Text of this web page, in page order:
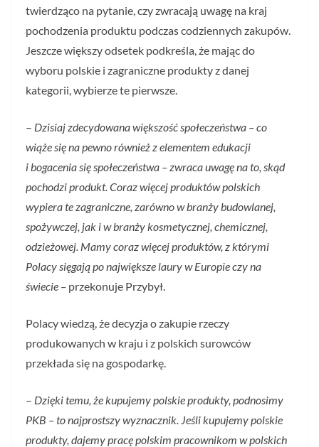
twierdząco na pytanie, czy zwracają uwagę na kraj
pochodzenia produktu podczas codziennych zakupów.
Jeszcze większy odsetek podkreśla, że mając do
wyboru polskie i zagraniczne produkty z danej
kategorii, wybierze te pierwsze.
– Dzisiaj zdecydowana większość społeczeństwa – co
wiąże się na pewno również z elementem edukacji
i bogacenia się społeczeństwa – zwraca uwagę na to, skąd
pochodzi produkt. Coraz więcej produktów polskich
wypiera te zagraniczne, zarówno w branży budowlanej,
spożywczej, jak i w branży kosmetycznej, chemicznej,
odzieżowej. Mamy coraz więcej produktów, z którymi
Polacy sięgają po największe laury w Europie czy na
świecie – przekonuje Przybył.
Polacy wiedzą, że decyzja o zakupie rzeczy
produkowanych w kraju i z polskich surowców
przekłada się na gospodarkę.
– Dzięki temu, że kupujemy polskie produkty, podnosimy
PKB – to najprostszy wyznacznik. Jeśli kupujemy polskie
produkty, dajemy pracę polskim pracownikom w polskich